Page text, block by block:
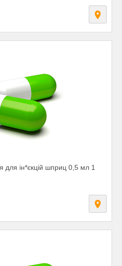
для ін*єкцій шприц 0,5 мл 1